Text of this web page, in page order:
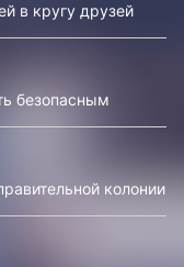
в кругу друзей
безопасным
колонии